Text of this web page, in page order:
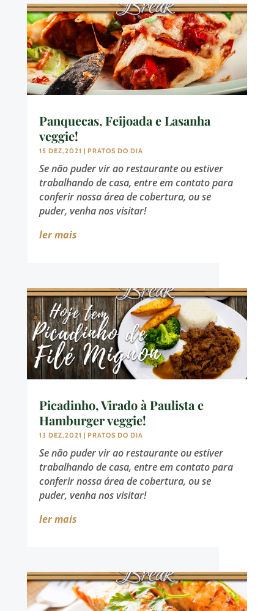
Panquecas, Feijoada e Lasanha
veggie!
15 DEZ,2021 | PRATOS DO DIA
Se não puder vir ao restaurante ou estiver
trabalhando de casa, entre em contato para
conferir nossa área de cobertura, ou se
puder, venha nos visitar!
ler mais
Picadinho, Virado à Paulista e
Hamburger veggie!
13 DEZ,2021 | PRATOS DO DIA
Se não puder vir ao restaurante ou estiver
trabalhando de casa, entre em contato para
conferir nossa área de cobertura, ou se
puder, venha nos visitar!
ler mais